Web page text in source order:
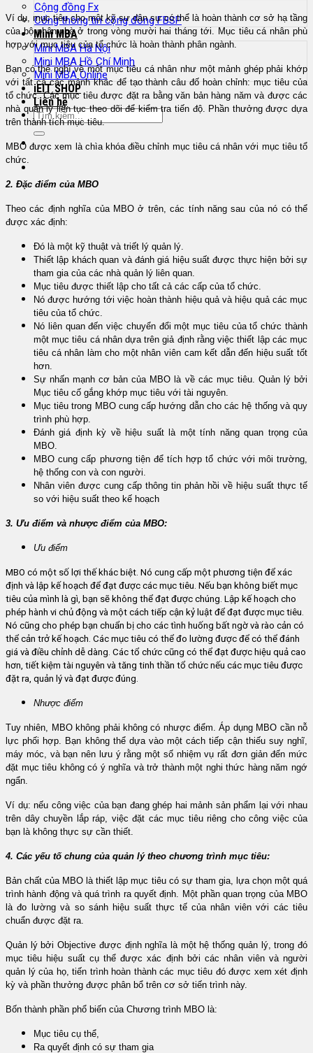
Cộng đồng Fx
Cổng thông tin cộng đồng FBSP
Mini MBA
Mini MBA Hà Nội
Mini MBA Hồ Chí Minh
Mini MBA Online
iEIT SHOP
Liên hệ
Ví dụ, mục tiêu cho một kỹ sư dân sự có thể là hoàn thành cơ sở hạ tầng
của bộ phận nhà ở trong vòng mười hai tháng tới. Mục tiêu cá nhân phù
hợp với mục tiêu của tổ chức là hoàn thành phân ngành.
Bạn có thể nghĩ về một mục tiêu cá nhân như một mảnh ghép phải khớp
với tất cả các mảnh khác để tạo thành câu đố hoàn chỉnh: mục tiêu của
tổ chức. Các mục tiêu được đặt ra bằng văn bản hàng năm và được các
nhà quản lý liên tục theo dõi để kiểm tra tiến độ. Phần thưởng được dựa
trên thành tích mục tiêu.
MBO được xem là chìa khóa điều chỉnh mục tiêu cá nhân với mục tiêu tổ
chức.
2. Đặc điểm của MBO
Theo các định nghĩa của MBO ở trên, các tính năng sau của nó có thể
được xác định:
Đó là một kỹ thuật và triết lý quản lý.
Thiết lập khách quan và đánh giá hiệu suất được thực hiện bởi sự
tham gia của các nhà quản lý liên quan.
Mục tiêu được thiết lập cho tất cả các cấp của tổ chức.
Nó được hướng tới việc hoàn thành hiệu quả và hiệu quả các mục
tiêu của tổ chức.
Nó liên quan đến việc chuyển đổi một mục tiêu của tổ chức thành
một mục tiêu cá nhân dựa trên giả định rằng việc thiết lập các mục
tiêu cá nhân làm cho một nhân viên cam kết dẫn đến hiệu suất tốt
hơn.
Sự nhấn mạnh cơ bản của MBO là về các mục tiêu. Quản lý bởi
Mục tiêu cố gắng khớp mục tiêu với tài nguyên.
Mục tiêu trong MBO cung cấp hướng dẫn cho các hệ thống và quy
trình phù hợp.
Đánh giá định kỳ về hiệu suất là một tính năng quan trọng của
MBO.
MBO cung cấp phương tiện để tích hợp tổ chức với môi trường,
hệ thống con và con người.
Nhân viên được cung cấp thông tin phản hồi về hiệu suất thực tế
so với hiệu suất theo kế hoạch
3. Ưu điểm và nhược điểm của MBO:
Ưu điểm
MBO có một số lợi thế khác biệt. Nó cung cấp một phương tiện để xác
định và lập kế hoạch để đạt được các mục tiêu. Nếu bạn không biết mục
tiêu của mình là gì, bạn sẽ không thể đạt được chúng. Lập kế hoạch cho
phép hành vi chủ động và một cách tiếp cận kỷ luật để đạt được mục tiêu.
Nó cũng cho phép bạn chuẩn bị cho các tình huống bất ngờ và rào cản có
thể cản trở kế hoạch. Các mục tiêu có thể đo lường được để có thể đánh
giá và điều chỉnh dễ dàng. Các tổ chức cũng có thể đạt được hiệu quả cao
hơn, tiết kiệm tài nguyên và tăng tinh thần tổ chức nếu các mục tiêu được
đặt ra, quản lý và đạt được đúng.
Nhược điểm
Tuy nhiên, MBO không phải không có nhược điểm. Áp dụng MBO cần nỗ
lực phối hợp. Bạn không thể dựa vào một cách tiếp cận thiếu suy nghĩ,
máy móc, và bạn nên lưu ý rằng một số nhiệm vụ rất đơn giản đến mức
đặt mục tiêu không có ý nghĩa và trở thành một nghi thức hàng năm ngớ
ngẩn.
Ví dụ: nếu công việc của bạn đang ghép hai mảnh sản phẩm lại với nhau
trên dây chuyền lắp ráp, việc đặt các mục tiêu riêng cho công việc của
bạn là không thực sự cần thiết.
4. Các yếu tố chung của quản lý theo chương trình mục tiêu:
Bản chất của MBO là thiết lập mục tiêu có sự tham gia, lựa chọn một quá
trình hành động và quá trình ra quyết định. Một phần quan trọng của MBO
là đo lường và so sánh hiệu suất thực tế của nhân viên với các tiêu
chuẩn được đặt ra.
Quản lý bởi Objective được định nghĩa là một hệ thống quản lý, trong đó
mục tiêu hiệu suất cụ thể được xác định bởi các nhân viên và người
quản lý của họ, tiến trình hoàn thành các mục tiêu đó được xem xét định
kỳ và phần thưởng được phân bổ trên cơ sở tiến trình này.
Bốn thành phần phổ biến của Chương trình MBO là:
Mục tiêu cụ thể,
Ra quyết định có sự tham gia